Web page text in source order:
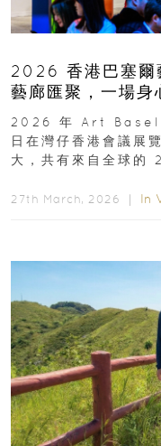
2026 香港巴塞
藝廊匯聚，一場身
2026 年 Art Basel
日在灣仔香港會議展
大，共有來自全球的
27th March, 2026 ｜ In